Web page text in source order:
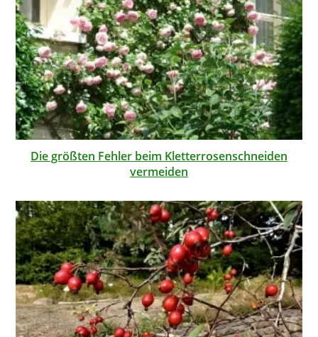
Die größten Fehler beim Kletterrosenschneiden
vermeiden